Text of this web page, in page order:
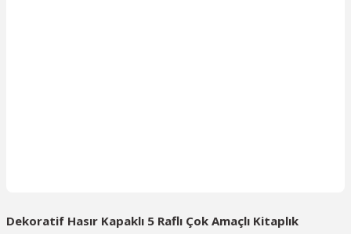
Dekoratif Hasır Kapaklı 5 Raflı Çok Amaçlı Kitaplık